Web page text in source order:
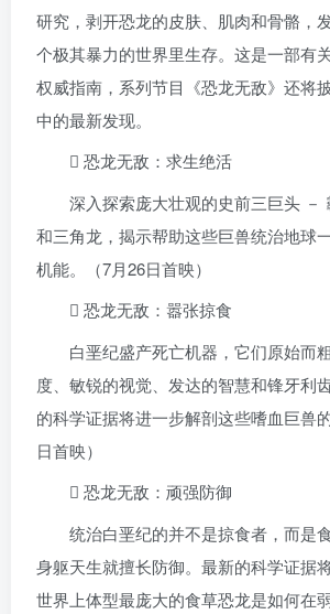
研究，剥开恐龙的皮肤、肌肉和骨骼，
个极其暴力的世界里生存。这是一部有
权威指南，系列节目《恐龙无敌》还将
中的最新发现。
 恐龙无敌：求生绝活
深入探索庞大壮观的史前三巨头 －
和三角龙，揭示帮助这些巨兽统治地球
机能。（7月26日首映）
 恐龙无敌：嚣张掠食
白垩纪盛产死亡机器，它们原始而
度、敏锐的视觉、发达的智慧和锋牙利
的科学证据将进一步解剖这些嗜血巨兽
日首映）
 恐龙无敌：顽强防御
统治白垩纪的并不是掠食者，而是
身躯天生就擅长防御。最新的科学证据
世界上体型最庞大的食草恐龙是如何在